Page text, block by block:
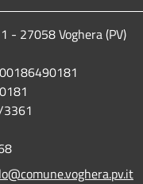
- 27058 Voghera (PV)